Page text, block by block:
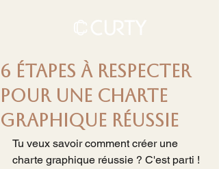
6 étapes à respecter
pour une charte
graphique réussie
Tu veux savoir comment créer une
charte graphique réussie ? C'est parti !